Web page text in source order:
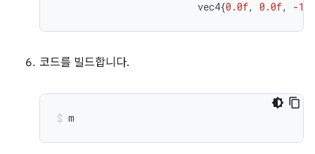
vec4{0.0f, 0.0f, -
코드를 빌드합니다.
m